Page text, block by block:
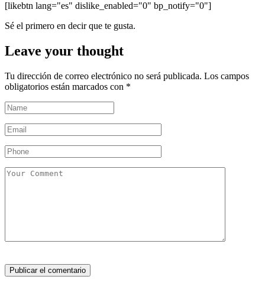
[likebtn lang="es" dislike_enabled="0" bp_notify="0"]
Sé el primero en decir que te gusta.
Leave your thought
Tu dirección de correo electrónico no será publicada. Los campos
obligatorios están marcados con *